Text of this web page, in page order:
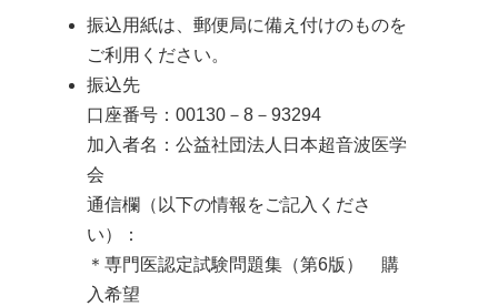
振込用紙は、郵便局に備え付けのものを
ご利用ください。
振込先
口座番号：00130－8－93294
加入者名：公益社団法人日本超音波医学
会
通信欄（以下の情報をご記入くださ
い）：
＊専門医認定試験問題集（第6版） 購
入希望